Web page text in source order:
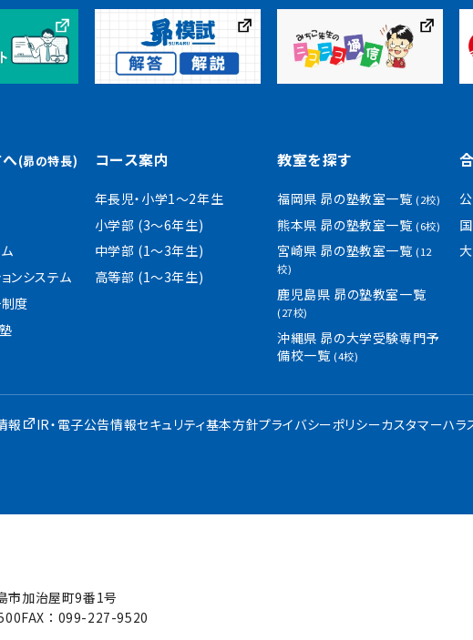
(昴の特長)
ンシステム
度
コース案内
年長児・小学1〜2年生
小学部 (3〜6年生)
中学部 (1〜3年生)
高等部 (1〜3年生)
教室を探す
福岡県 昴の塾教室一覧(2校)
熊本県 昴の塾教室一覧(6校)
宮崎県 昴の塾教室一覧(12
校)
鹿児島県 昴の塾教室一覧
(27校)
沖縄県 昴の大学受験専門予
備校一覧 (4校)
報 IR・電子公告情報セキュリティ基本方針プライバシーポリシーカスタマーハ
市加治屋町9番1号
FAX：099-227-9520